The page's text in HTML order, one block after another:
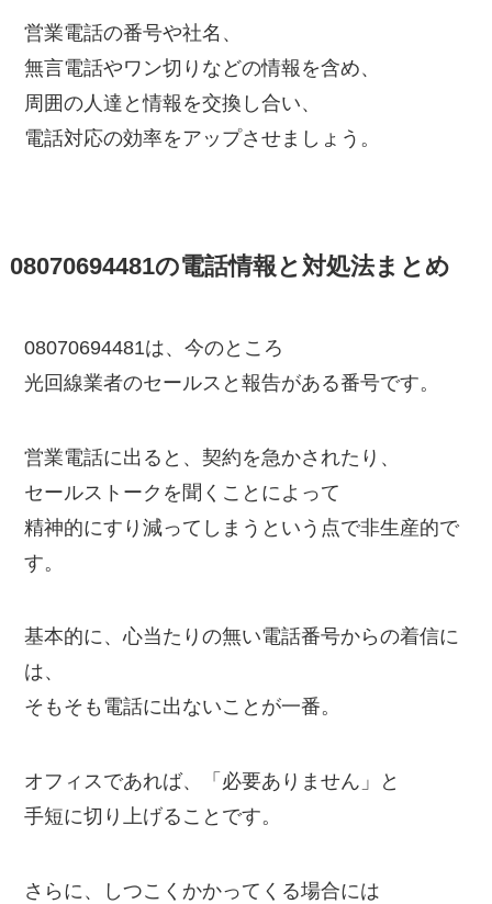
営業電話の番号や社名、
無言電話やワン切りなどの情報を含め、
周囲の人達と情報を交換し合い、
電話対応の効率をアップさせましょう。
08070694481の電話情報と対処法まとめ
08070694481は、今のところ
光回線業者のセールスと報告がある番号です。
営業電話に出ると、契約を急かされたり、
セールストークを聞くことによって
精神的にすり減ってしまうという点で非生産的で
す。
基本的に、心当たりの無い電話番号からの着信に
は、
そもそも電話に出ないことが一番。
オフィスであれば、「必要ありません」と
手短に切り上げることです。
さらに、しつこくかかってくる場合には